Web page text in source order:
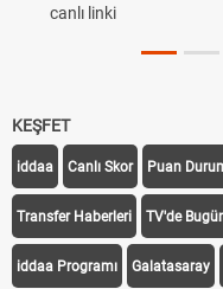
canlı linki
KEŞFET
iddaa Canlı Skor Puan
Transfer Haberleri TV'de
iddaa Programı Galatasaray